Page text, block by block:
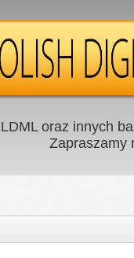
oraz innych
Zapraszamy